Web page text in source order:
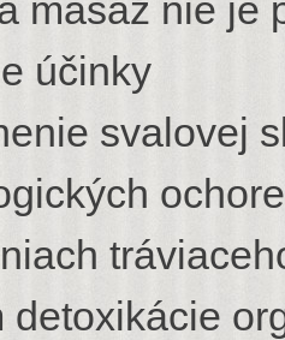
masáž nie je
účinky
svalovej
detoxikácie